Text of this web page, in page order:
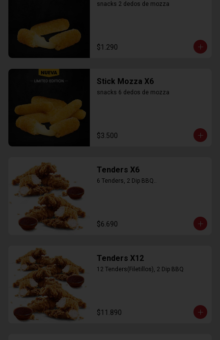
snacks 2 dedos de mozza
$1.290
Stick Mozza X6
snacks 6 dedos de mozza
$3.500
Tenders X6
6 Tenders, 2 Dip BBQ..
$6.690
Tenders X12
12 Tenders(Filetillos), 2 Dip BBQ
$11.890